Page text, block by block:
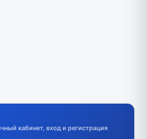
кабинет, вход и регистрация